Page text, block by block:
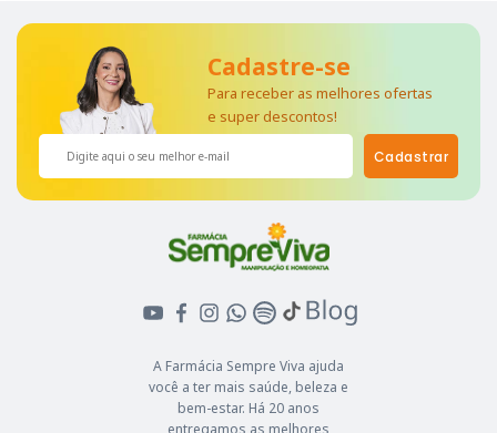
A Farmácia Sempre Viva ajuda
você a ter mais saúde, beleza e
bem-estar. Há 20 anos
entregamos as melhores
Cadastre-se
Para receber as melhores ofertas
e super descontos!
Cadastrar